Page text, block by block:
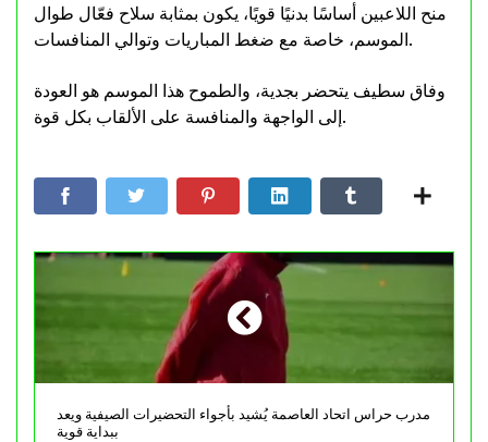
منح اللاعبين أساسًا بدنيًا قويًا، يكون بمثابة سلاح فعّال طوال
الموسم، خاصة مع ضغط المباريات وتوالي المنافسات.
وفاق سطيف يتحضر بجدية، والطموح هذا الموسم هو العودة
إلى الواجهة والمنافسة على الألقاب بكل قوة.
مدرب حراس اتحاد العاصمة يُشيد بأجواء التحضيرات الصيفية ويعد
ببداية قوية